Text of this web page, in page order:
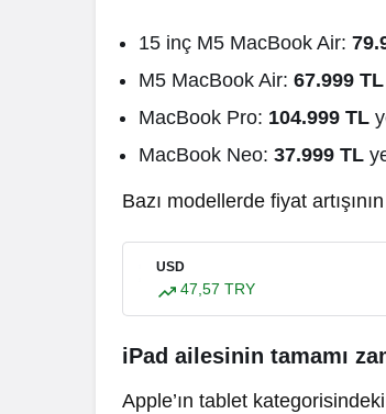
15 inç M5 MacBook Air:
M5 MacBook Air:67.999 TL
MacBook Pro: 104.999 TL
MacBook Neo:37.999 TL
Bazı modellerde fiyat
USD
47,57 TRY
iPad ailesinin tamamı
Apple’ın tablet